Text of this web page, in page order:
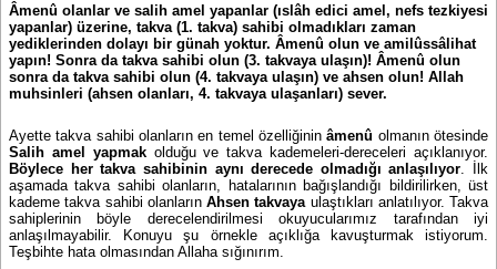
Âmenû olanlar ve salih amel yapanlar (ıslâh edici amel, nefs tezkiyesi
yapanlar) üzerine, takva (1. takva) sahibi olmadıkları zaman
yediklerinden dolayı bir günah yoktur. Âmenû olun ve amilûssâlihat
yapın! Sonra da takva sahibi olun (3. takvaya ulaşın)! Âmenû olun
sonra da takva sahibi olun (4. takvaya ulaşın) ve ahsen olun! Allah
muhsinleri (ahsen olanları, 4. takvaya ulaşanları) sever.
Ayette takva sahibi olanların en temel özelliğinin âmenû olmanın ötesinde
Salih amel yapmakolduğu ve takva kademeleri-dereceleri açıklanıyor.
Böylece her takva sahibinin aynı derecede olmadığı anlaşılıyor. İlk
aşamada takva sahibi olanların, hatalarının bağışlandığı bildirilirken, üst
kademe takva sahibi olanların Ahsen takvayaulaştıkları anlatılıyor. Takva
sahiplerinin böyle derecelendirilmesi okuyucularımız tarafından iyi
anlaşılmayabilir. Konuyu şu örnekle açıklığa kavuşturmak istiyorum.
Teşbihte hata olmasından Allaha sığınırım.